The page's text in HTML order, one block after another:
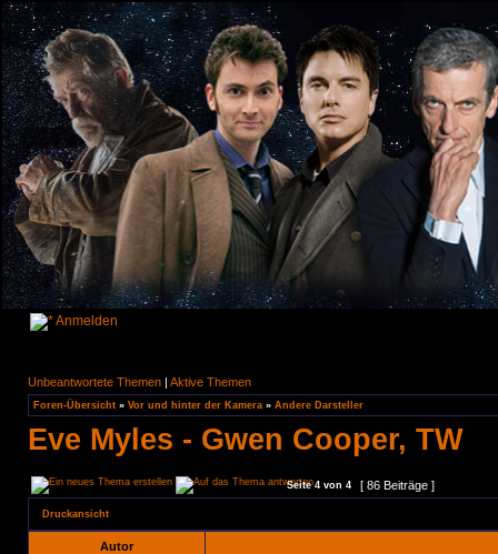
Anmelden
Unbeantwortete Themen | Aktive Themen
Foren-Übersicht » Vor und hinter der Kamera » Andere Darsteller
Eve Myles - Gwen Cooper, TW
Seite4 von 4 [ 86 Beiträge ]
Druckansicht
Autor